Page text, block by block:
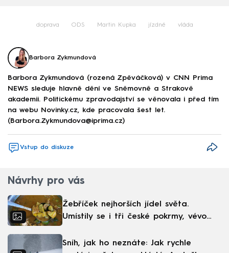
doprava ODS Martin Kupka jízdné vláda
Barbora Zykmundová
Barbora Zykmundová (rozená Zpěváčková) v CNN Prima
NEWS sleduje hlavně dění ve Sněmovně a Strakově
akademii. Politickému zpravodajství se věnovala i před tím
na webu Novinky.cz, kde pracovala šest let.
(Barbora.Zykmundova@iprima.cz)
Vstup do diskuze
Návrhy pro vás
Žebříček nejhorších jídel světa.
Umístily se i tři české pokrmy, vévodí
Sníh, jak ho neznáte: Jak rychle